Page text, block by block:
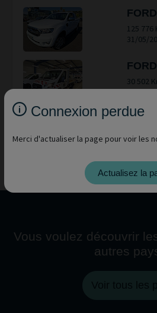
125 776
31/05/
30 502
03/04/
SHOW
Vous voulez découvrir
autres
Connexion perdue
Merci d'actualiser la page pour voir les
Actualisez la